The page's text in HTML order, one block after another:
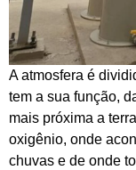
A atmosfera é
tem a sua função,
mais próxima a
oxigênio, onde
chuvas e de onde